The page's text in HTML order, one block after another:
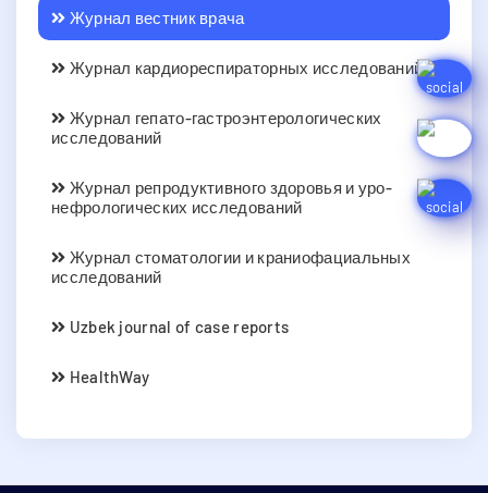
Журнал вестник врача
Журнал кардиореспираторных исследований
Журнал гепато-гастроэнтерологических
исследований
Журнал репродуктивного здоровья и уро-
нефрологических исследований
Журнал стоматологии и краниофациальных
исследований
Uzbek journal of case reports
HealthWay